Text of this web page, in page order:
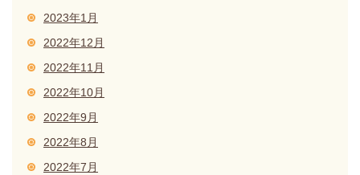
2023年1月
2022年12月
2022年11月
2022年10月
2022年9月
2022年8月
2022年7月